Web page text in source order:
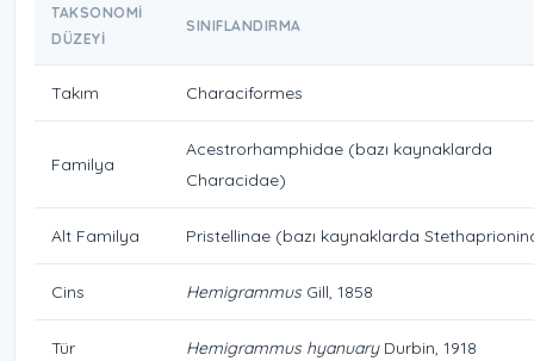
TAKSONOMI
DÜZEYI
SINIFLANDIRMA
Takım Characiformes
Familya
Acestrorhamphidae (bazı kaynaklarda
Characidae)
Alt Familya Pristellinae (bazı kaynaklarda
Cins HemigrammusGill, 1858
Tür Hemigrammus hyanuaryDurbin, 1918